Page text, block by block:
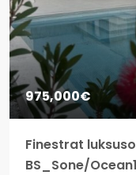
975,000€
Finestrat
BS_Sone/